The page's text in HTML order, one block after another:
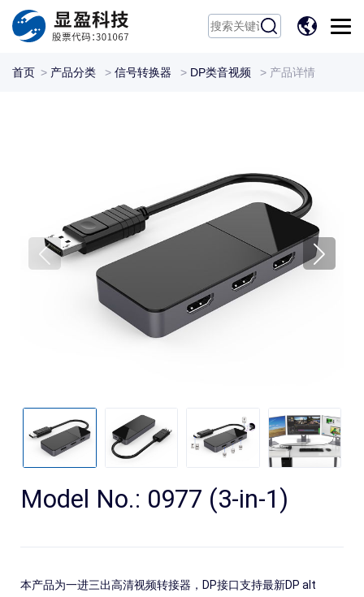
搜
EN
首页 > 产品分类 > 信号转换器 > DP类音视频 > 产品详情
Model No.: 0977 (3-in-1)
本产品为一进三出高清视频转接器，DP接口支持最新DP alt